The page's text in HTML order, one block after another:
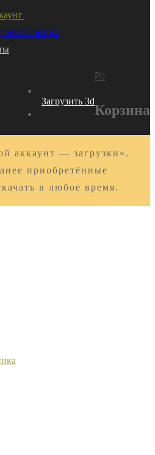
автора
Загрузить 3d
₽0
Корзина
аккаунт — загрузки».
приобретённые
в любое время.